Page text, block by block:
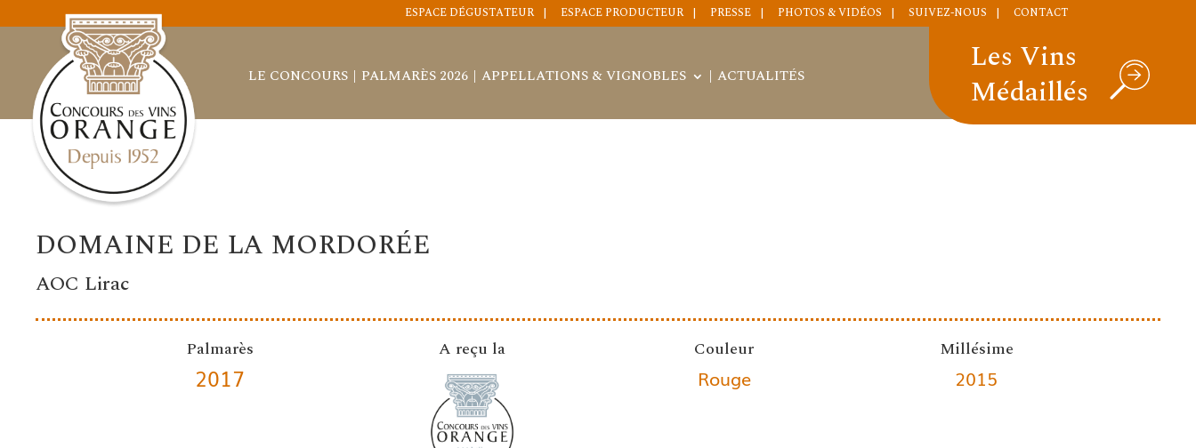
ESPACE DÉGUSTATEUR ESPACE PRODUCTEUR PRESSE PHOTOS & VIDÉOS SUIVEZ-NOUS CONTACT
LE CONCOURS PALMARÈS 2026 APPELLATIONS & VIGNOBLES ACTUALITÉS
Les Vins
Médaillés
DOMAINE DE LA MORDORÉE
AOC Lirac
Palmarès
2017
A reçu la Couleur
Rouge
Millésime
2015